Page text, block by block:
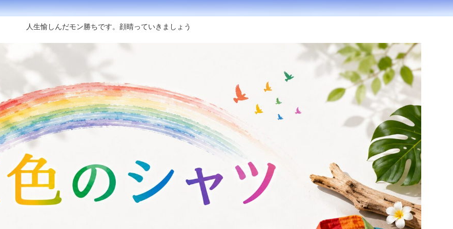
人生愉しんだモン勝ちです。顔晴っていきましょう